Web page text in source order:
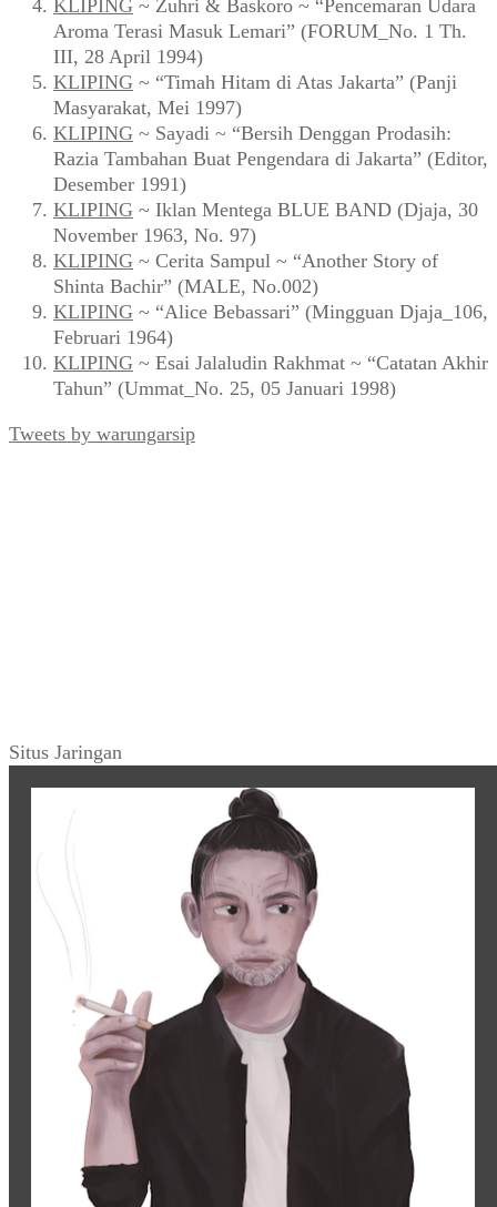
KLIPING ~ Zuhri & Baskoro ~ “Pencemaran Udara
Aroma Terasi Masuk Lemari” (FORUM_No. 1 Th.
III, 28 April 1994)
KLIPING ~ “Timah Hitam di Atas Jakarta” (Panji
Masyarakat, Mei 1997)
KLIPING ~ Sayadi ~ “Bersih Denggan Prodasih:
Razia Tambahan Buat Pengendara di Jakarta” (Editor,
Desember 1991)
KLIPING ~ Iklan Mentega BLUE BAND (Djaja, 30
November 1963, No. 97)
KLIPING ~ Cerita Sampul ~ “Another Story of
Shinta Bachir” (MALE, No.002)
KLIPING ~ “Alice Bebassari” (Mingguan Djaja_106,
Februari 1964)
KLIPING ~ Esai Jalaludin Rakhmat ~ “Catatan Akhir
Tahun” (Ummat_No. 25, 05 Januari 1998)
Tweets by warungarsip
Situs Jaringan